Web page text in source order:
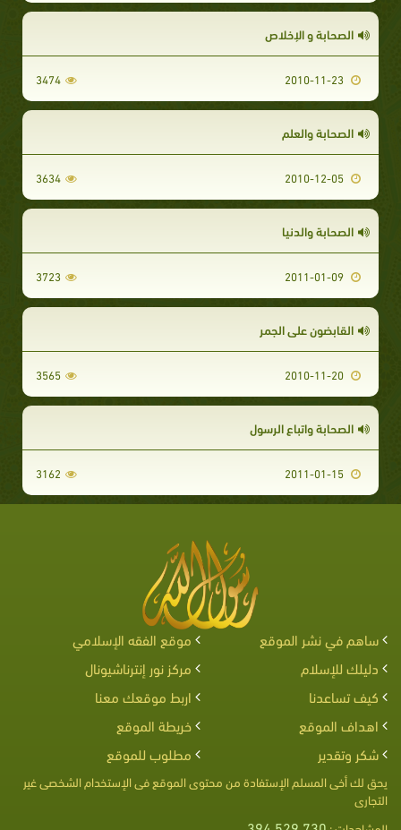
الصحابة و الإخلاص
3474
الصحابة والعلم
3634
الصحابة والدنيا
3723
القابضون على الجمر
3565
الصحابة واتباع الرسول
3162
ساهم في نشر الموقع
موقع الفقه الإسلامي
دليلك للإسلام
مركز نور إنترناشيونال
كيف تساعدنا
اربط موقعك معنا
اهداف الموقع
خريطة الموقع
شكر وتقدير
مطلوب للموقع
يحق لك أخى المسلم الإستفادة من محتوى الموقع فى الإستخدام الشخصى غير
التجارى